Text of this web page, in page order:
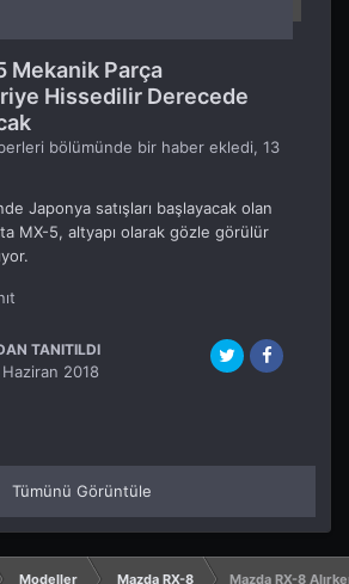
Mekanik Parça
Hissedilir Derecede
bölümünde bir haber ekledi, 13
Japonya satışları başlayacak olan
MX-5, altyapı olarak gözle görülür
TANITILDI
Haziran 2018
Tümünü Görüntüle
Modeller Mazda RX-8 Mazda RX-8